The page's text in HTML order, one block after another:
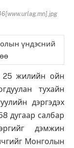
25 жилийн ойн
тухайн
дэргэдэх
дугаар салбар
дэмжин
Монголын